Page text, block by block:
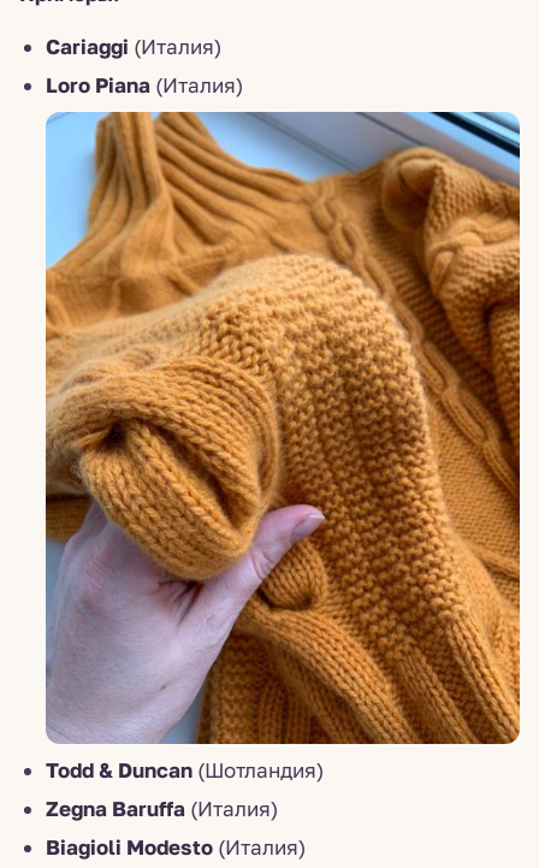
Cariaggi (Италия)
Loro Piana (Италия)
Todd & Duncan (Шотландия)
Zegna Baruffa (Италия)
Biagioli Modesto (Италия)